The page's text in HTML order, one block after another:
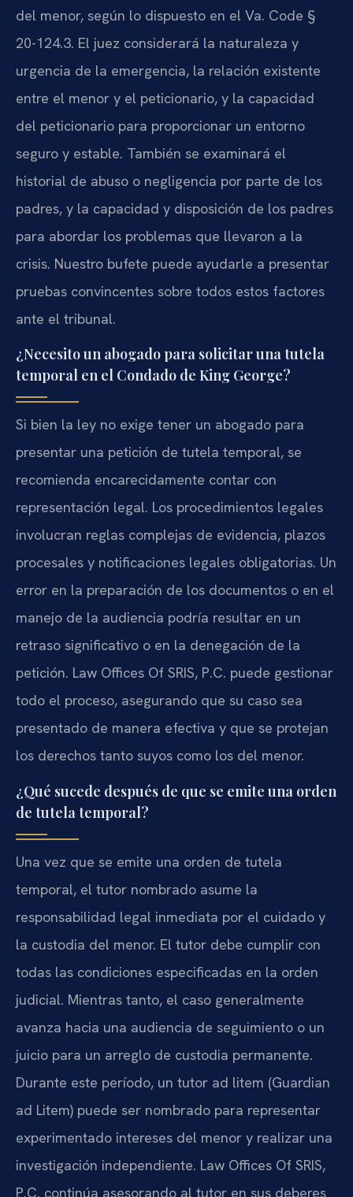
del menor, según lo dispuesto en el Va. Code §
20-124.3. El juez considerará la naturaleza y
urgencia de la emergencia, la relación existente
entre el menor y el peticionario, y la capacidad
del peticionario para proporcionar un entorno
seguro y estable. También se examinará el
historial de abuso o negligencia por parte de los
padres, y la capacidad y disposición de los padres
para abordar los problemas que llevaron a la
crisis. Nuestro bufete puede ayudarle a presentar
pruebas convincentes sobre todos estos factores
ante el tribunal.
¿Necesito un abogado para solicitar una tutela
temporal en el Condado de King George?
Si bien la ley no exige tener un abogado para
presentar una petición de tutela temporal, se
recomienda encarecidamente contar con
representación legal. Los procedimientos legales
involucran reglas complejas de evidencia, plazos
procesales y notificaciones legales obligatorias. Un
error en la preparación de los documentos o en el
manejo de la audiencia podría resultar en un
retraso significativo o en la denegación de la
petición. Law Offices Of SRIS, P.C. puede gestionar
todo el proceso, asegurando que su caso sea
presentado de manera efectiva y que se protejan
los derechos tanto suyos como los del menor.
¿Qué sucede después de que se emite una orden
de tutela temporal?
Una vez que se emite una orden de tutela
temporal, el tutor nombrado asume la
responsabilidad legal inmediata por el cuidado y
la custodia del menor. El tutor debe cumplir con
todas las condiciones especificadas en la orden
judicial. Mientras tanto, el caso generalmente
avanza hacia una audiencia de seguimiento o un
juicio para un arreglo de custodia permanente.
Durante este período, un tutor ad litem (Guardian
ad Litem) puede ser nombrado para representar
experimentado intereses del menor y realizar una
investigación independiente. Law Offices Of SRIS,
P.C. continúa asesorando al tutor en sus deberes